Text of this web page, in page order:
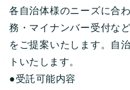
各自治体様のニーズに合
務・マイナンバー受付な
をご提案いたします。自
トいたします。
●受託可能内容